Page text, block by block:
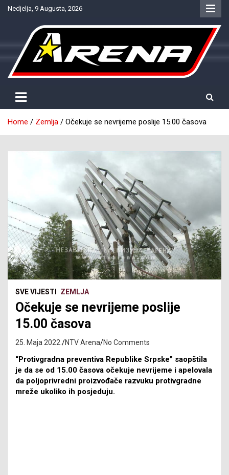
SkipNedjelja, 9 Augusta, 2026
NTV Arena
Home Zemlja Očekuje se nevrijeme poslije 15.00 časova
SVE VIJESTI ZEMLJA
Očekuje se nevrijeme poslije
15.00 časova
25. Maja 2022. NTV Arena No Comments
“Protivgradna preventiva Republike Srpske” saopštila
je da se od 15.00 časova očekuje nevrijeme i apelovala
da poljoprivredni proizvođače razvuku protivgradne
mreže ukoliko ih posjeduju.